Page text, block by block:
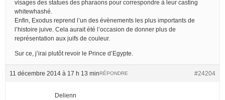
visages des statues des pharaons pour correspondre à leur casting
whitewhashé.
Enfin, Exodus reprend l’un des évènements les plus importants de
l’histoire juive. Cela aurait été l’occasion de donner plus de
représentation aux juifs de couleur.
Sur ce, j’irai plutôt revoir le Prince d’Egypte.
11 décembre 2014 à 17 h 13 min #24204
RÉPONDRE
Delienn